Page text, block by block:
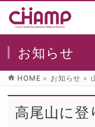
お知らせ
HOME » お知らせ »
高尾山に登